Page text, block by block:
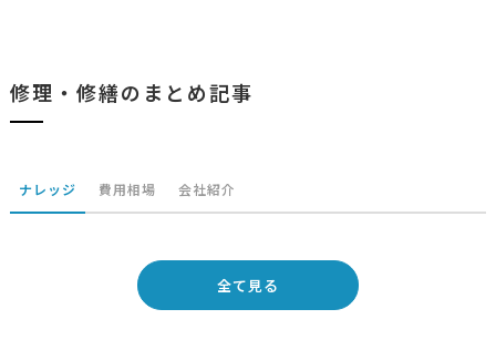
修理・修繕のまとめ記事
ナレッジ 費用相場 会社紹介
全て見る